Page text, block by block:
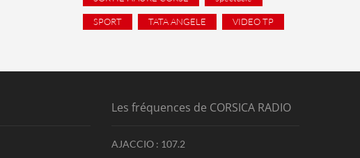
SPORT TATA ANGELE VIDEO TP
Les fréquences de CORSICA RADIO
AJACCIO : 107.2